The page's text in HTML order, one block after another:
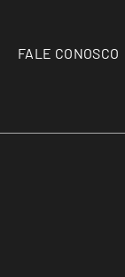
FALE CONOSCO